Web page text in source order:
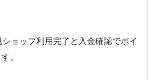
ョップ利用完了と入金確認でポイ
。